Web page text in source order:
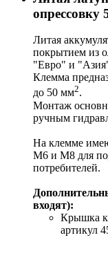
Литая
покрытием из
"Евро" и
Клемма
до 50 мм2.
Монтаж
ручным
На клемме
M6 и M8 для
потребителей.
входят):
Крышка
артикул